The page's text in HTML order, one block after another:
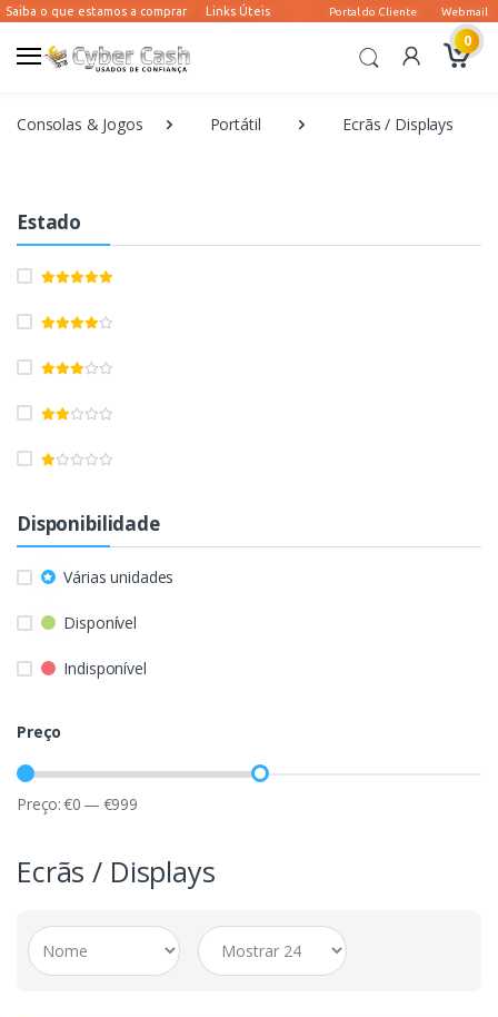
0
Consolas & Jogos Portátil Ecrãs / Displays
Estado
Disponibilidade
Várias unidades
Disponível
Indisponível
Preço
Preço:€0 — €999
Ecrãs / Displays